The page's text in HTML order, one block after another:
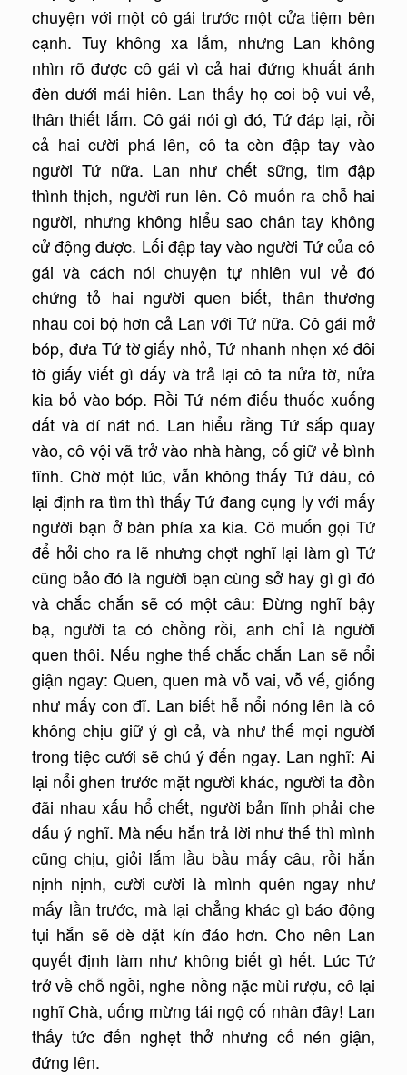
chuyện với một cô gái trước một cửa tiệm bên
cạnh. Tuy không xa lắm, nhưng Lan không
nhìn rõ được cô gái vì cả hai đứng khuất ánh
đèn dưới mái hiên. Lan thấy họ coi bộ vui vẻ,
thân thiết lắm. Cô gái nói gì đó, Tứ đáp lại, rồi
cả hai cười phá lên, cô ta còn đập tay vào
người Tứ nữa. Lan như chết sững, tim đập
thình thịch, người run lên. Cô muốn ra chỗ hai
người, nhưng không hiểu sao chân tay không
cử động được. Lối đập tay vào người Tứ của cô
gái và cách nói chuyện tự nhiên vui vẻ đó
chứng tỏ hai người quen biết, thân thương
nhau coi bộ hơn cả Lan với Tứ nữa. Cô gái mở
bóp, đưa Tứ tờ giấy nhỏ, Tứ nhanh nhẹn xé đôi
tờ giấy viết gì đấy và trả lại cô ta nửa tờ, nửa
kia bỏ vào bóp. Rồi Tứ ném điếu thuốc xuống
đất và dí nát nó. Lan hiểu rằng Tứ sắp quay
vào, cô vội vã trở vào nhà hàng, cố giữ vẻ bình
tĩnh. Chờ một lúc, vẫn không thấy Tứ đâu, cô
lại định ra tìm thì thấy Tứ đang cụng ly với mấy
người bạn ở bàn phía xa kia. Cô muốn gọi Tứ
để hỏi cho ra lẽ nhưng chợt nghĩ lại làm gì Tứ
cũng bảo đó là người bạn cùng sở hay gì gì đó
và chắc chắn sẽ có một câu: Đừng nghĩ bậy
bạ, người ta có chồng rồi, anh chỉ là người
quen thôi. Nếu nghe thế chắc chắn Lan sẽ nổi
giận ngay: Quen, quen mà vỗ vai, vỗ vế, giống
như mấy con đĩ. Lan biết hễ nổi nóng lên là cô
không chịu giữ ý gì cả, và như thế mọi người
trong tiệc cưới sẽ chú ý đến ngay. Lan nghĩ: Ai
lại nổi ghen trước mặt người khác, người ta đồn
đãi nhau xấu hổ chết, người bản lĩnh phải che
dấu ý nghĩ. Mà nếu hắn trả lời như thế thì mình
cũng chịu, giỏi lắm lầu bầu mấy câu, rồi hắn
nịnh nịnh, cười cười là mình quên ngay như
mấy lần trước, mà lại chẳng khác gì báo động
tụi hắn sẽ dè dặt kín đáo hơn. Cho nên Lan
quyết định làm như không biết gì hết. Lúc Tứ
trở về chỗ ngồi, nghe nồng nặc mùi rượu, cô lại
nghĩ Chà, uống mừng tái ngộ cố nhân đây! Lan
thấy tức đến nghẹt thở nhưng cố nén giận,
đứng lên.